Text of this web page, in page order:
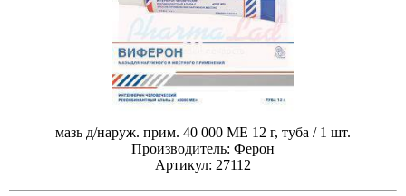
мазь д/наруж. прим. 40 000 МЕ 12 г, туба / 1 шт.
Производитель: Ферон
Артикул: 27112